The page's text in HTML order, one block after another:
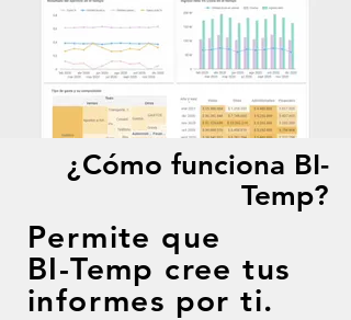
¿Cómo funciona BI-
Temp?
Permite que
BI-Temp creetus
informes por ti.